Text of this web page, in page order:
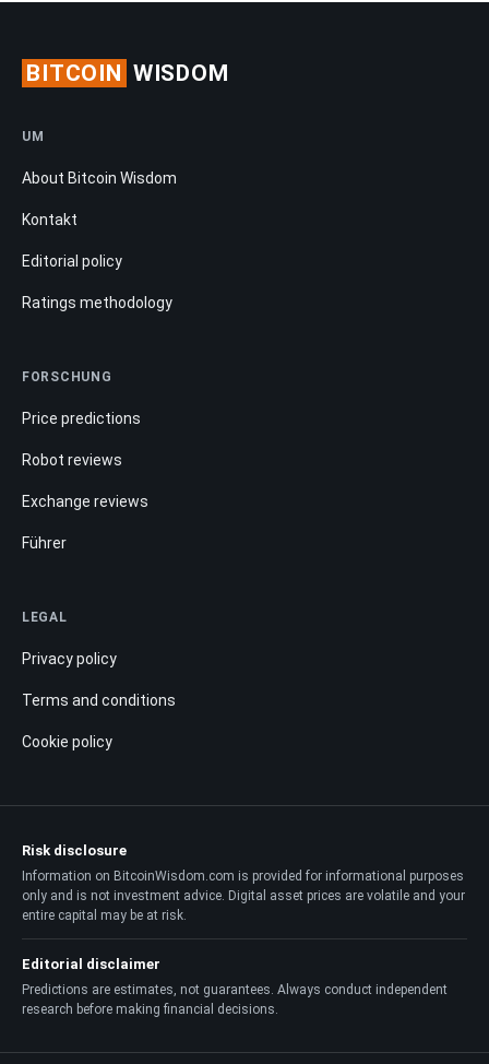
BITCOIN WISDOM
UM
About Bitcoin Wisdom
Kontakt
Editorial policy
Ratings methodology
FORSCHUNG
Price predictions
Robot reviews
Exchange reviews
Führer
LEGAL
Privacy policy
Terms and conditions
Cookie policy
Risk disclosure
Information on BitcoinWisdom.com is provided for informational purposes
only and is not investment advice. Digital asset prices are volatile and your
entire capital may be at risk.
Editorial disclaimer
Predictions are estimates, not guarantees. Always conduct independent
research before making financial decisions.